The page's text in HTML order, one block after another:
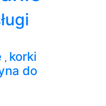
, korki
do